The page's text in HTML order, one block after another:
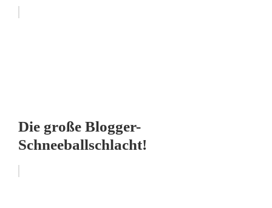
Die große Blogger-
Schneeballschlacht!